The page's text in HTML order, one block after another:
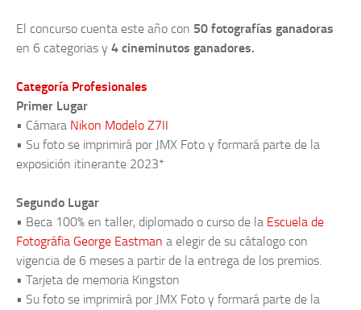
El concurso cuenta este año con 50 fotografías ganadoras
en 6 categorias y 4 cineminutos ganadores.
Categoría Profesionales
Primer Lugar
• Cámara Nikon Modelo Z7II
• Su foto se imprimirá por JMX Foto y formará parte de la
exposición itinerante 2023*
Segundo Lugar
• Beca 100% en taller, diplomado o curso de la Escuela de
Fotográfia George Eastman a elegir de su cátalogo con
vigencia de 6 meses a partir de la entrega de los premios.
• Tarjeta de memoria Kingston
• Su foto se imprimirá por JMX Foto y formará parte de la